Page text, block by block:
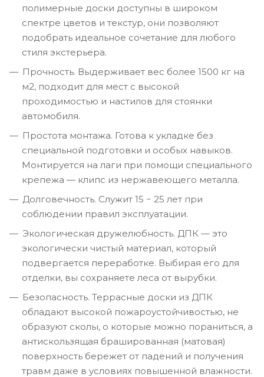
полимерные доски доступны в широком
спектре цветов и текстур, они позволяют
подобрать идеальное сочетание для любого
стиля экстерьера.
Прочность. Выдерживает вес более 1500 кг на
м2, подходит для мест с высокой
проходимостью и настилов для стоянки
автомобиля.
Простота монтажа. Готова к укладке без
специальной подготовки и особых навыков.
Монтируется на лаги при помощи специального
крепежа — клипс из нержавеющего металла.
Долговечность. Служит 15 − 25 лет при
соблюдении правил эксплуатации.
Экологическая дружелюбность. ДПК — это
экологически чистый материал, который
подвергается переработке. Выбирая его для
отделки, вы сохраняете леса от вырубки.
Безопасность. Террасные доски из ДПК
обладают высокой пожароустойчивостью, не
образуют сколы, о которые можно пораниться, а
антискользящая брашированная (матовая)
поверхность бережет от падений и получения
травм даже в условиях повышенной влажности.